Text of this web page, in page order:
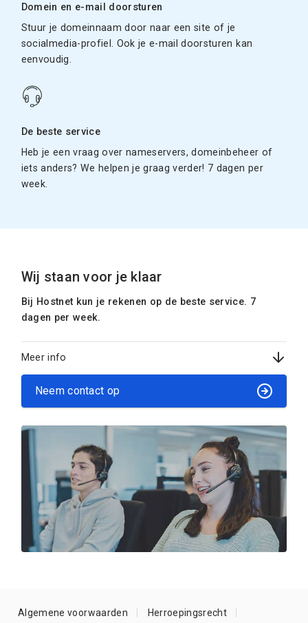
Domein en e-mail doorsturen
Stuur je domeinnaam door naar een site of je
socialmedia-profiel. Ook je e-mail doorsturen kan
eenvoudig.
De beste service
Heb je een vraag over nameservers, domeinbeheer of
iets anders? We helpen je graag verder! 7 dagen per
week.
Wij staan voor je klaar
Bij Hostnet kun je rekenen op de beste service. 7
dagen per week.
Meer info
Neem contact op
Algemene voorwaarden Herroepingsrecht